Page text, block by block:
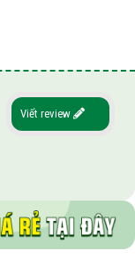
Viết review